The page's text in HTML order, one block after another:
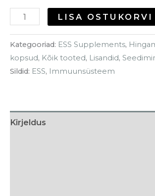
LISA OSTUKORVI
Kategooriad: ESS Supplements,
kopsud, Kõik tooted, Lisandid,
Sildid: ESS, Immuunsüsteem
Kirjeldus